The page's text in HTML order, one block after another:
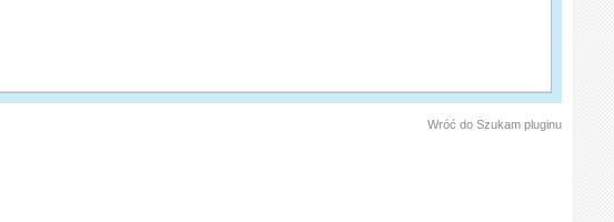
Wróć do Szukam pluginu